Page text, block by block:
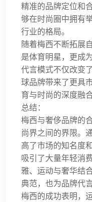
精准的品牌定位和
够在时尚圈中拥有
行业的格局。
随着梅西不断拓展
是体育明星，更成
代言模式不仅改变
球品牌带来了更具
育与时尚的深度融合
总结：
梅西与奢侈品牌的
尚界之间的界限。
高了市场的知名度
吸引了大量年轻消
雅、运动与奢华结
典范，也为品牌代
梅西的成功表明，